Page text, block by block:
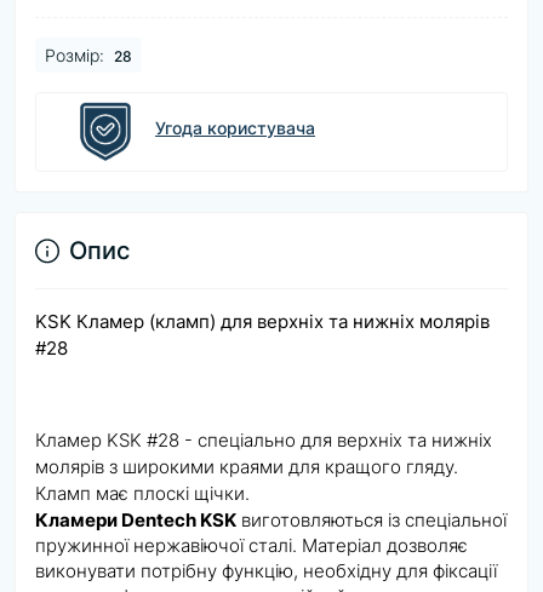
Розмір: 28
Угода користувача
Опис
KSK Кламер (кламп) для верхніх та нижніх молярів
#28
Кламер KSK #28 - спеціально для верхніх та нижніх
молярів з широкими краями для кращого гляду.
Кламп має плоскі щічки.
Кламери Dentech KSK виготовляються із спеціальної
пружинної нержавіючої сталі. Матеріал дозволяє
виконувати потрібну функцію, необхідну для фіксації